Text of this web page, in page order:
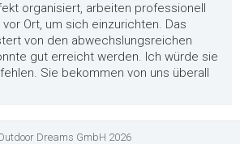
organisiert, arbeiten professionell
Ort, um sich einzurichten. Das
von den abwechslungsreichen
gut erreicht werden. Ich würde sie
Sie bekommen von uns überall
Dreams GmbH 2026